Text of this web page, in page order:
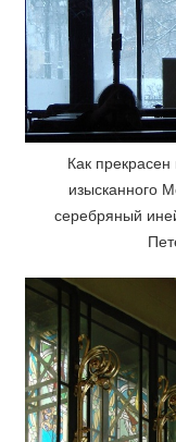
Как
изысканного
серебряный